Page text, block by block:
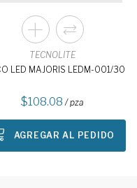
TECNOLITE
LED MAJORIS LEDM-001/30
108.08 / pza
AGREGAR AL PEDIDO